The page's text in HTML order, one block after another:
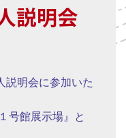
説明会
説明会に参加いた
号館展示場』と